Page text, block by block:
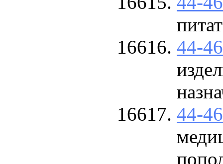
44-
44-